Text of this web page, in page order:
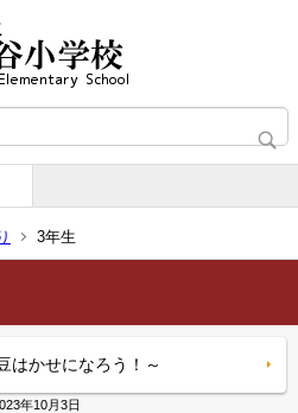
3年生
かせになろう！～
年10月3日